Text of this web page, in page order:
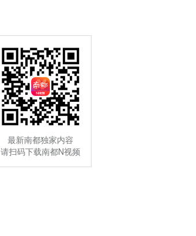
最新南都独家内容
请扫码下载南都N视频